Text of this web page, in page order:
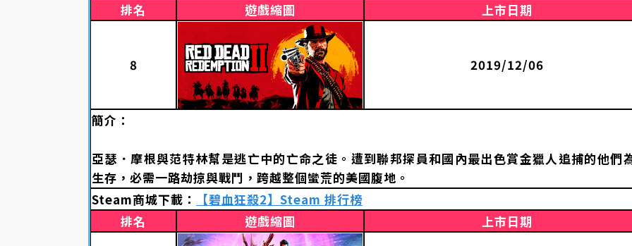
排名
遊戲縮圖 上市日期
8 2019/12/06
簡介：
亞瑟．摩根與范特林幫是逃亡中的亡命之徒。遭到聯邦探員和國內最出色賞金獵人追捕的他們
生存，必需一路劫掠與戰鬥，跨越整個蠻荒的美國腹地。
Steam商城下載：
【碧血狂殺2】Steam 排行榜
排名
遊戲縮圖 上市日期